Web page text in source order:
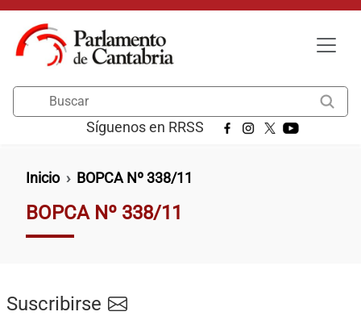
Pasar al contenido principal
Síguenos en RRSS
Ruta de navegación
Inicio BOPCA Nº 338/11
BOPCA Nº 338/11
Suscribirse